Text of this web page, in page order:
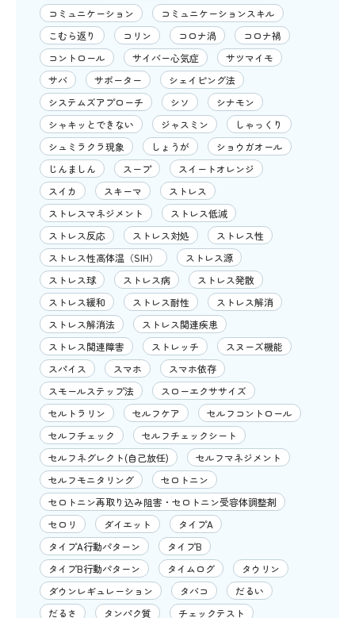
コミュニケーション
コミュニケーションスキル
こむら返り
コリン コロナ渦
コロナ禍
コントロール
サイバー心気症
サツマイモ
サバ
サポーター
シェイピング法
システムズアプローチ
シソ
シナモン
シャキッとできない
ジャスミン
しゃっくり
シュミラクラ現象
しょうが
ショウガオール
じんましん
スープ
スイートオレンジ
スイカ
スキーマ
ストレス
ストレスマネジメント
ストレス低減
ストレス反応
ストレス対処
ストレス性
ストレス性高体温（SIH）
ストレス源
ストレス球
ストレス病
ストレス発散
ストレス緩和
ストレス耐性
ストレス解消
ストレス解消法
ストレス関連疾患
ストレス関連障害
ストレッチ
スヌーズ機能
スパイス
スマホ
スマホ依存
スモールステップ法
スローエクササイズ
セルトラリン
セルフケア
セルフコントロール
セルフチェック
セルフチェックシート
セルフネグレクト(自己放任)
セルフマネジメント
セルフモニタリング
セロトニン
セロトニン再取り込み阻害・セロトニン受容体調整剤
セロリ
ダイエット
タイプA
タイプA行動パターン
タイプB
タイプB行動パターン
タイムログ
タウリン
ダウンレギュレーション
タバコ
だるい
だるさ
タンパク質 チェックテスト